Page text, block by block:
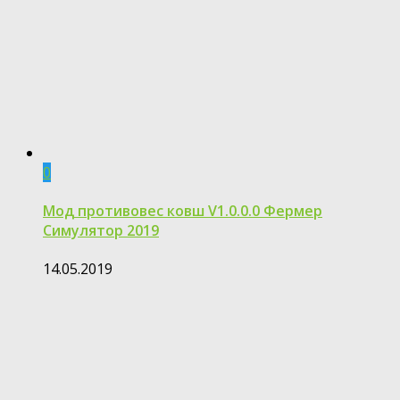
0
Мод противовес ковш V1.0.0.0 Фермер
Симулятор 2019
14.05.2019